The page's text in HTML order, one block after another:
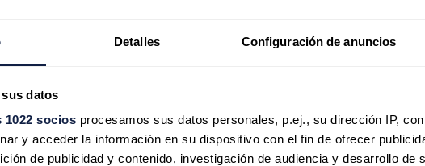
Detalles Configuración de anuncios
datos
1022 socios procesamos sus datos personales, p.ej., su dirección IP,
y acceder la información en su dispositivo con el fin de ofrecer
de publicidad y contenido, investigación de audiencia y desarrollo de
pretende compensar la cantidad de energía eléctrica que sus clientes
dióxido de carbono al año.
solar Ib Vogt, que esa la encargada de implantar en Segovia esta planta